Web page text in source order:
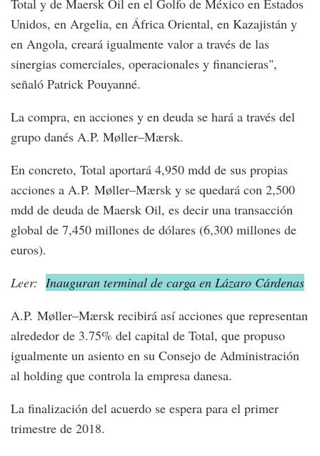
Total y de Maersk Oil en el Golfo de México en Estados
Unidos, en Argelia, en África Oriental, en Kazajistán y
en Angola, creará igualmente valor a través de las
sinergias comerciales, operacionales y financieras",
señaló Patrick Pouyanné.
La compra, en acciones y en deuda se hará a través del
grupo danés A.P. Møller–Mærsk.
En concreto, Total aportará 4,950 mdd de sus propias
acciones a A.P. Møller–Mærsk y se quedará con 2,500
mdd de deuda de Maersk Oil, es decir una transacción
global de 7,450 millones de dólares (6,300 millones de
euros).
Leer: Inauguran terminal de carga en Lázaro Cárdenas
A.P. Møller–Mærsk recibirá así acciones que representan
alrededor de 3.75% del capital de Total, que propuso
igualmente un asiento en su Consejo de Administración
al holding que controla la empresa danesa.
La finalización del acuerdo se espera para el primer
trimestre de 2018.